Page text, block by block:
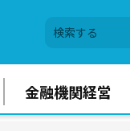
金融機関経営